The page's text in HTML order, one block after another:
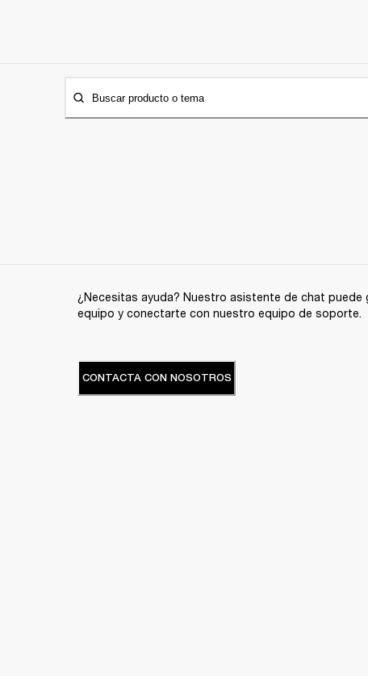
Buscar producto o tema
¿Necesitas ayuda? Nuestro asistente de chat
equipo y conectarte con nuestro equipo de soporte.
CONTACTA CON NOSOTROS